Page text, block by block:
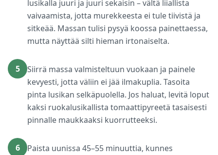
lusikalla juuri ja juuri sekaisin – vältä liiallista
vaivaamista, jotta murekkeesta ei tule tiivistä ja
sitkeää. Massan tulisi pysyä koossa painettaessa,
mutta näyttää silti hieman irtonaiselta.
5
Siirrä massa valmisteltuun vuokaan ja painele
kevyesti, jotta väliin ei jää ilmakuplia. Tasoita
pinta lusikan selkäpuolella. Jos haluat, levitä loput
kaksi ruokalusikallista tomaattipyreetä tasaisesti
pinnalle maukkaaksi kuorrutteeksi.
6
Paista uunissa 45–55 minuuttia, kunnes